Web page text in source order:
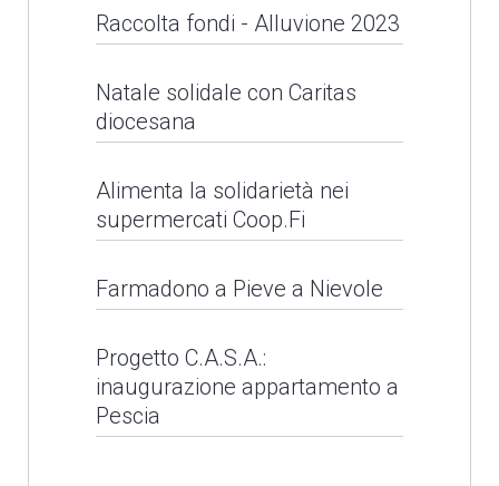
Raccolta fondi - Alluvione 2023
Raccolta fondi -
Alluvione 2023
LEGGI NEWS
Natale solidale con Caritas
diocesana
Alimenta la solidarietà nei
supermercati Coop.Fi
Alimenta la solidarietà
Coop.Fi
LEGGI NEWS
Farmadono a Pieve a Nievole
Farmadono a Pieve a
Nievole
Progetto C.A.S.A.:
inaugurazione appartamento a
Pescia